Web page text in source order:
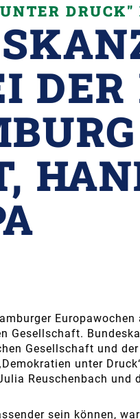
DER
Europawochen
Gesellschaft.
Gesellschaft und der
unter
Reuschenbach und
sein können,